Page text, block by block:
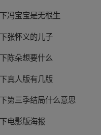
冯宝宝是无根生
张怀义的儿子
陈朵想要什么
真人版有几版
第三季结局什么意思
电影版海报